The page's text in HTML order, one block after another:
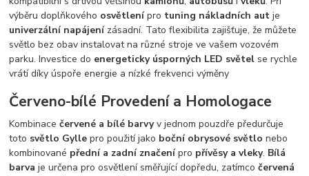
výběru doplňkového osvětlenípro tuning nákladních aut je
univerzální napájenízásadní. Tato flexibilita zajišťuje, že můžete
světlo bez obav instalovat na různé stroje ve vašem vozovém
parku. Investice do energeticky úsporných LED světel se rychle
vrátí díky úspoře energie a nízké frekvenci výměny
Červeno-bílé Provedení a Homologace
Kombinacečervené a bílé barvyv jednom pouzdře předurčuje
toto světlo Gylle pro použití jako boční obrysové světlo nebo
kombinované přední a zadní značenípro přívěsy a vleky. Bílá
barva je určena pro osvětlení směřující dopředu, zatímcočervená